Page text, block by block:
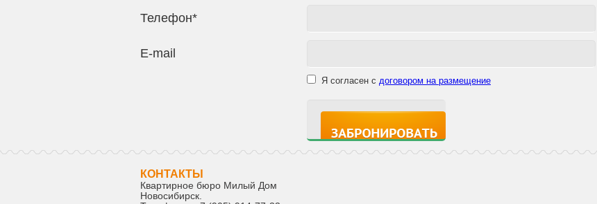
Телефон*
E-mail
Я согласен с договором на размещение
КОНТАКТЫ
Квартирное бюро Милый Дом
Новосибирск.